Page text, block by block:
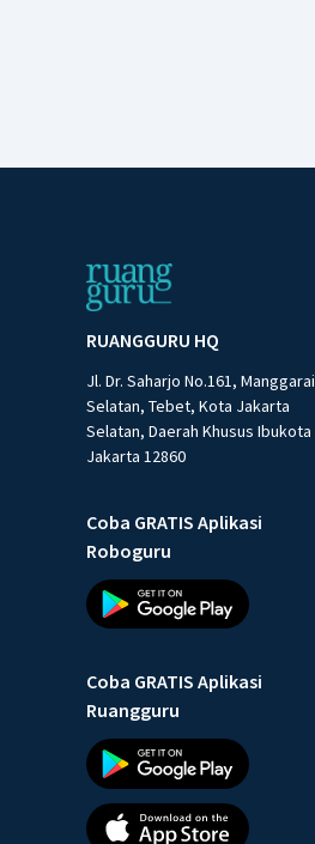
RUANGGURU HQ
Jl. Dr. Saharjo No.161, Manggarai
Selatan, Tebet, Kota Jakarta
Selatan, Daerah Khusus Ibukota
Jakarta 12860
Coba GRATIS Aplikasi
Roboguru
Coba GRATIS Aplikasi
Ruangguru